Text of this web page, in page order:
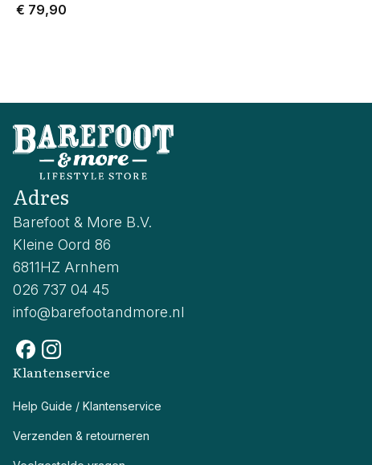
€ 79,90
Adres
Barefoot & More B.V.
Kleine Oord 86
6811HZ Arnhem
026 737 04 45
info@barefootandmore.nl
Klantenservice
Help Guide / Klantenservice
Verzenden & retourneren